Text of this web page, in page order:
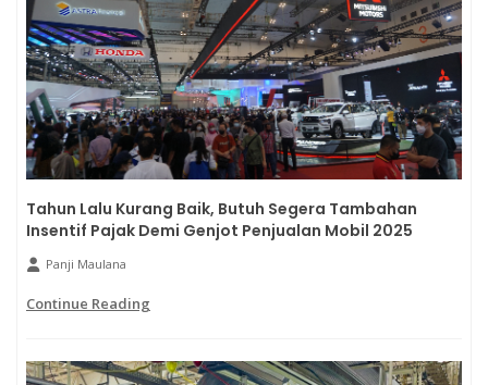
Tahun Lalu Kurang Baik, Butuh Segera Tambahan
Insentif Pajak Demi Genjot Penjualan Mobil 2025
Panji Maulana
Continue Reading